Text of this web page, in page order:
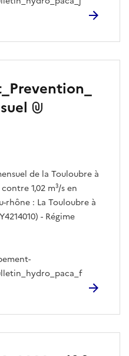
de la Touloubre à
1,02 m³/s en
rhône : La Touloubre à
- Régime